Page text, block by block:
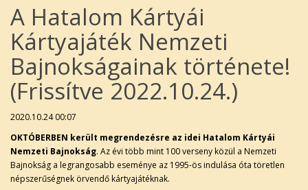
A Hatalom Kártyái
Kártyajáték Nemzeti
Bajnokságainak története!
(Frissítve 2022.10.24.)
2020.10.24 00:07
OKTÓBERBEN került megrendezésre az idei Hatalom Kártyái
Nemzeti Bajnokság. Az évi több mint 100 verseny közül a Nemzeti
Bajnokság a legrangosabb eseménye az 1995-ös indulása óta töretlen
népszerűségnek örvendő kártyajátéknak.